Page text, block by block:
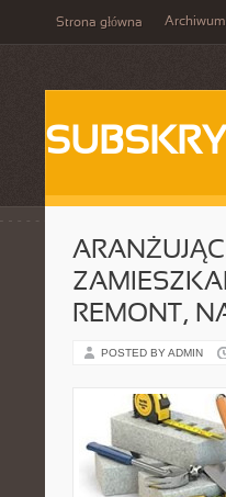
Strona główna Archiwum
REMONT,
POSTED BY ADMIN